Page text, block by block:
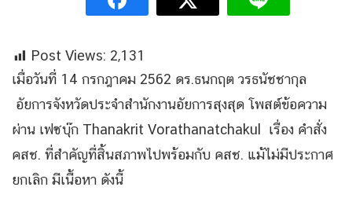
Post Views: 2,131
เมื่อวันที่ 14 กรกฎาคม 2562 ดร.ธนกฤต วรธนัชชากุล
อัยการจังหวัดประจำสำนักงานอัยการสุงสุด โพสต์ข้อความ
ผ่าน เฟซบุ๊ก Thanakrit Vorathanatchakul เรื่อง คำสั่ง
คสช. ที่สำคัญที่สิ้นสภาพไปพร้อมกับ คสช. แม้ไม่มีประกาศ
ยกเลิก มีเนื้อหา ดังนี้